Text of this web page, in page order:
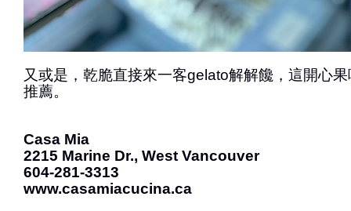
又或是，乾脆直接來一客gelato解解饞，這開心
推薦。
Casa Mia
2215 Marine Dr., West Vancouver
604-281-3313
www.casamiacucina.ca